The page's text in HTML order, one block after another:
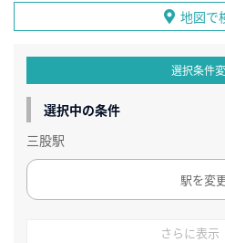
地図で
選択条件
選択中の条件
三股駅
駅を変
さらに表示